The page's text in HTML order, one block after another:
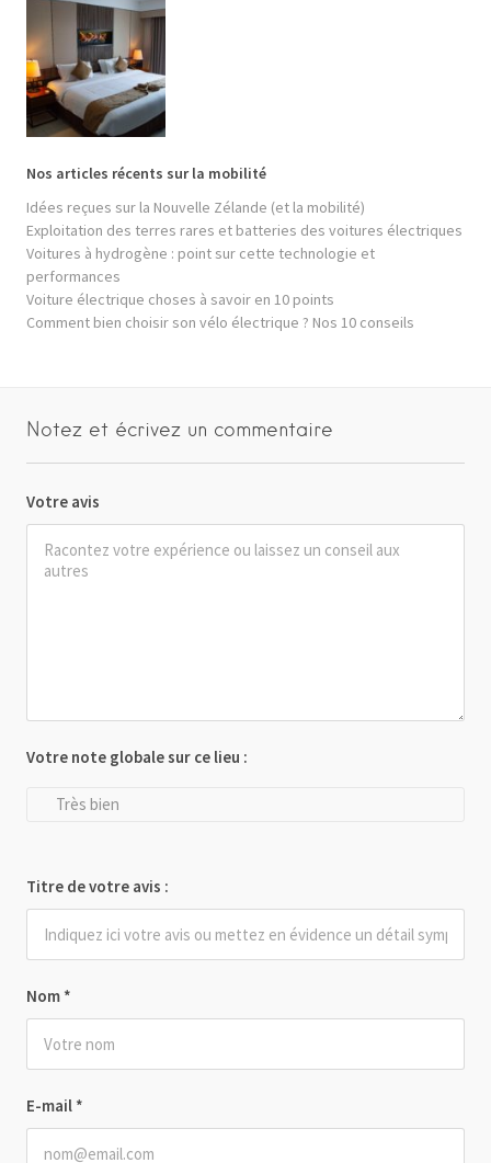
Nos articles récents sur la mobilité
Idées reçues sur la Nouvelle Zélande (et la mobilité)
Exploitation des terres rares et batteries des voitures électriques
Voitures à hydrogène : point sur cette technologie et
performances
Voiture électrique choses à savoir en 10 points
Comment bien choisir son vélo électrique ? Nos 10 conseils
Notez et écrivez un commentaire
Votre avis
Nom *
E-mail *
Votre note globale sur ce lieu :
Très bien
Titre de votre avis :